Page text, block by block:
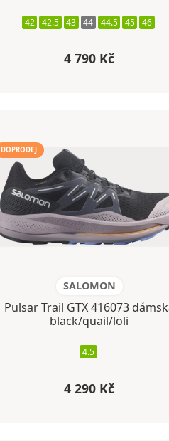
42 42.5 43 44 44.5 45 46
4 790 Kč
DOPRODEJ
SALOMON
Pulsar Trail GTX 416073
black/quail/loli
4.5
4 290 Kč